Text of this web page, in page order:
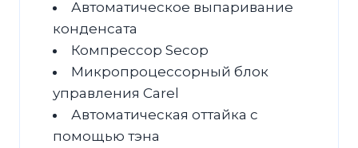
Автоматическое выпаривание
конденсата
Компрессор Secop
Микропроцессорный блок
управления Carel
Автоматическая оттайка с
помощью тэна